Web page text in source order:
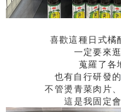
喜歡這種日式橘
一定要來
蒐羅了各
也有自行研發的
不管燙青菜肉片
這是我固定